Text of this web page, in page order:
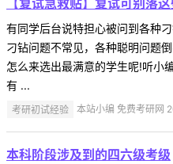
有同学后台说特担心被问到各种
刁钻问题不常见，各种聪明问题
怎么来选出最满意的学生呢!听小
有 ...
考研初试经验 本站小编 免费考研网
本科阶段涉及到的四六级考级